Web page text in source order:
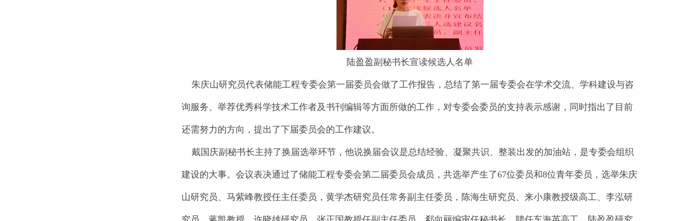
陆盈盈副秘书长宣读候选人名单
朱庆山研究员代表储能工程专委会第一届委员会做了工作报告，总结了第一届专委会在学术交流、学科建设与咨
询服务、举荐优秀科学技术工作者及书刊编辑等方面所做的工作，对专委会委员的支持表示感谢，同时指出了目前
还需努力的方向，提出了下届委员会的工作建议。
戴国庆副秘书长主持了换届选举环节，他说换届会议是总结经验、凝聚共识、整装出发的加油站，是专委会组织
建设的大事。会议表决通过了储能工程专委会第二届委员会成员，共选举产生了67位委员和8位青年委员，选举朱庆
山研究员、马紫峰教授任主任委员，黄学杰研究员任常务副主任委员，陈海生研究员、来小康教授级高工、李泓研